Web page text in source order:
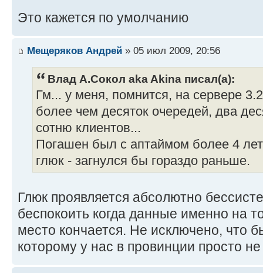
Это кажется по умолчанию
Мещеряков Андрей » 05 июл 2009, 20:56
Влад А.Сокол aka Akina писал(а):
Гм... у меня, помнится, на сервере
более чем десяток очередей, два
сотню клиентов...
Погашен был с аптаймом более 4
глюк - загнулся бы гораздо раньше.
Глюк проявляется абсолютно
беспокоить когда данные именно на
место кончается. Не исключено, что
которому у нас в провинции просто